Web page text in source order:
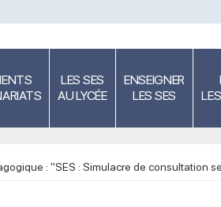
LES SES
AU LYCÉE
ENSEIGNER
LES SES
: "SES : Simulacre de consultation